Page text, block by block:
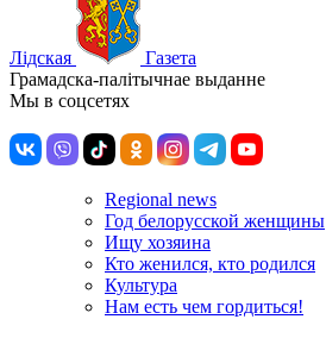
Лiдская
Газета
Грамадска-палiтычнае выданне
Мы в соцсетях
Regional news
Год белорусской женщины
Ищу хозяина
Кто женился, кто родился
Культура
Нам есть чем гордиться!